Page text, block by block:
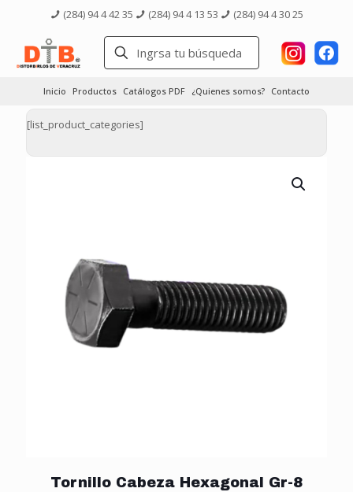
(284) 94 4 42 35 (284) 94 4 13 53 (284) 94 4 30 25
Inicio Productos Catálogos PDF ¿Quienes somos? Contacto
[list_product_categories]
Tornillo Cabeza Hexagonal Gr-8